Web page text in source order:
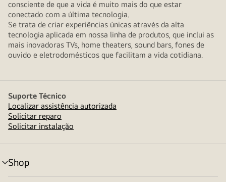
consciente de que a vida é muito mais do que estar
conectado com a última tecnologia.
Se trata de criar experiências únicas através da alta
tecnologia aplicada em nossa linha de produtos, que inclui as
mais inovadoras TVs, home theaters, sound bars, fones de
ouvido e eletrodomésticos que facilitam a vida cotidiana.
Suporte Técnico
Localizar assistência autorizada
Solicitar reparo
Solicitar instalação
Shop
alternar
menu